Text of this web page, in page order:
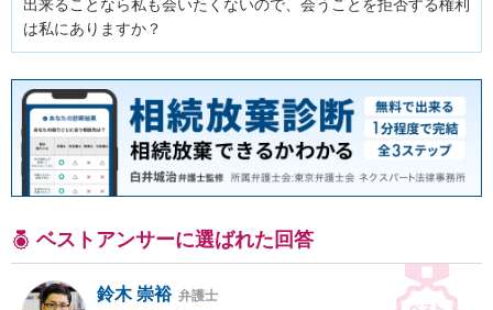
出来ることなら私も会いたくないので、会うことを拒否する権利
ベストアンサーに選ばれた回答
鈴木 崇裕 弁護士